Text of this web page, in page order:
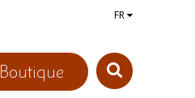
FR
Boutique